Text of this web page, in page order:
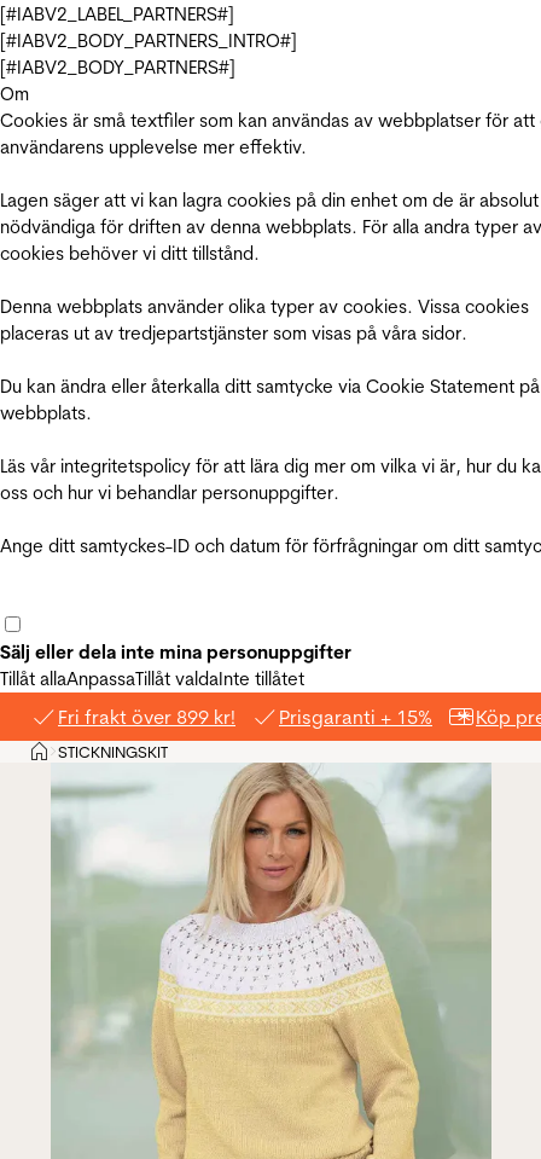
[#IABV2_LABEL_PARTNERS#]
[#IABV2_BODY_PARTNERS_INTRO#]
[#IABV2_BODY_PARTNERS#]
Om
Cookies är små textfiler som kan användas av webbplatser för att
användarens upplevelse mer effektiv.
Lagen säger att vi kan lagra cookies på din enhet om de är absolut
nödvändiga för driften av denna webbplats. För alla andra typer av
cookies behöver vi ditt tillstånd.
Denna webbplats använder olika typer av cookies. Vissa cookies
placeras ut av tredjepartstjänster som visas på våra sidor.
Du kan ändra eller återkalla ditt samtycke via Cookie Statement
webbplats.
Läs vår integritetspolicy för att lära dig mer om vilka vi är, hur du
oss och hur vi behandlar personuppgifter.
Ange ditt samtyckes-ID och datum för förfrågningar om ditt
Sälj eller dela inte mina personuppgifter
Tillåt allaAnpassaTillåt valdaInte tillåtet
Fri frakt över 899 kr! Prisgaranti + 15% Köp
Hem
>STICKNINGSKIT